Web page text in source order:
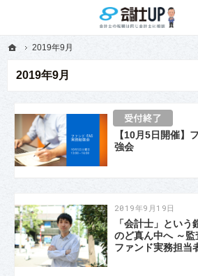
2019年9月
メンターに出会えるサイト。会計士の転職・キャリアアップを
先輩会計士から転職のアドバイスを聞けるメディアなら会計士
【10月5日開催】
強会
2019年9月19日
「会計士」とい
のど真ん中へ ～
ファンド実務担当
ホーム
2019年9月